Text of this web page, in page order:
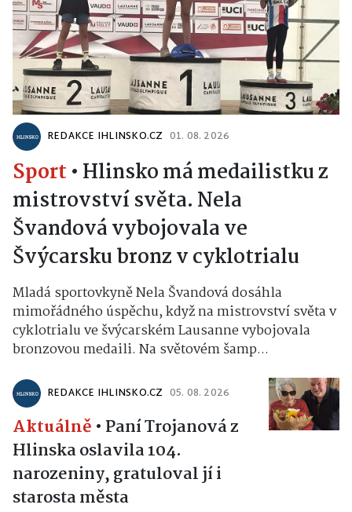
REDAKCE IHLINSKO.CZ 01. 08. 2026
Sport • Hlinsko má medailistku z
mistrovství světa. Nela
Švandová vybojovala ve
Švýcarsku bronz v cyklotrialu
Mladá sportovkyně Nela Švandová dosáhla
mimořádného úspěchu, když na mistrovství světa v
cyklotrialu ve švýcarském Lausanne vybojovala
bronzovou medaili. Na světovém šamp...
REDAKCE IHLINSKO.CZ 05. 08. 2026
Aktuálně • Paní Trojanová z
Hlinska oslavila 104.
narozeniny, gratuloval jí i
starosta města